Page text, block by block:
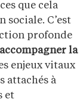
que cela
sociale. C’est
profonde
accompagner la
enjeux vitaux
attachés à
et